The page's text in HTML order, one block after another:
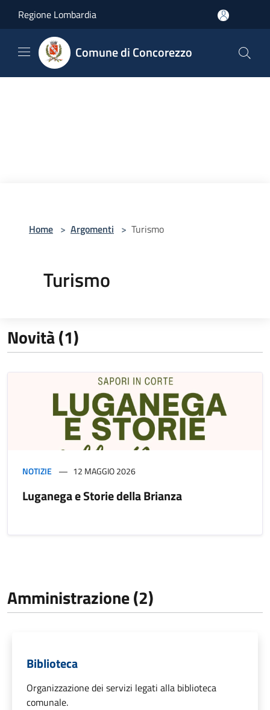
Regione Lombardia
Comune di Concorezzo
Home > Argomenti > Turismo
Turismo
Novità (1)
NOTIZIE 12 MAGGIO 2026
Luganega e Storie della Brianza
Amministrazione (2)
Biblioteca
Organizzazione dei servizi legati alla biblioteca
comunale.